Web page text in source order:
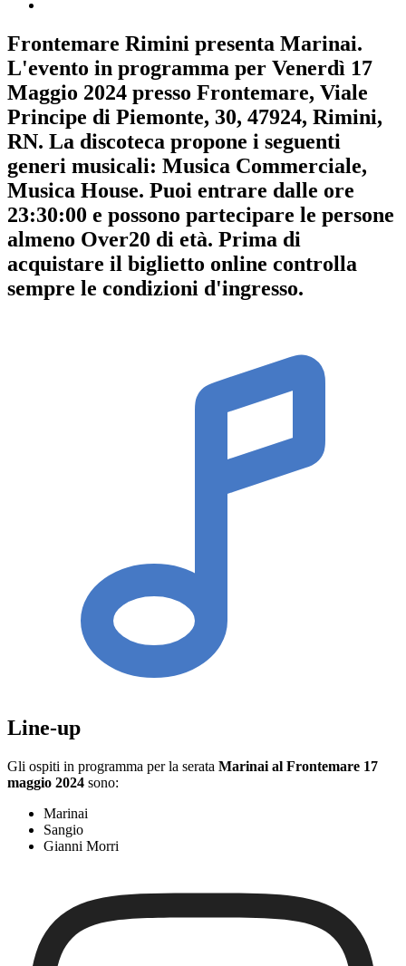
Frontemare Rimini presenta Marinai.
L'evento in programma per Venerdì 17
Maggio 2024 presso Frontemare, Viale
Principe di Piemonte, 30, 47924, Rimini,
RN. La discoteca propone i seguenti
generi musicali: Musica Commerciale,
Musica House. Puoi entrare dalle ore
23:30:00 e possono partecipare le persone
almeno Over20 di età. Prima di
acquistare il biglietto online controlla
sempre le condizioni d'ingresso.
Line-up
Gli ospiti in programma per la serata Marinai al Frontemare 17
maggio 2024 sono:
Marinai
Sangio
Gianni Morri